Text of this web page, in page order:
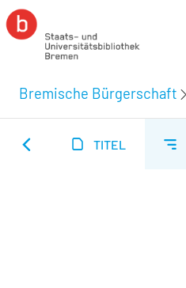
Bremische Bürgerschaft
TITEL